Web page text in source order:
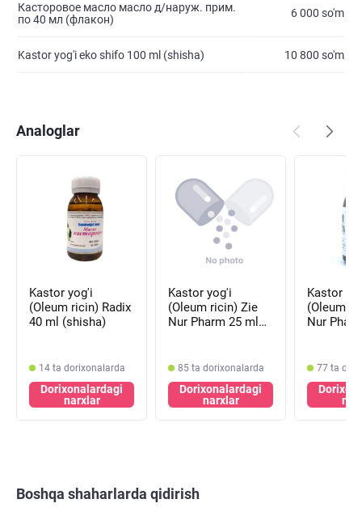
Касторовое масло масло д/наруж. прим.
по 40 мл (флакон)
6 000 so'm
Kastor yog'i eko shifo 100 ml (shisha) 10 800 so'm
Analoglar
Kastor yog'i
(Oleum ricin) Radix
40 ml (shisha)
14 ta dorixonalarda
Dorixonalardagi
narxlar
Kastor yog'i
(Oleum ricin) Zie
Nur Pharm 25 ml
85 ta dorixonalarda
Dorixonalardagi
narxlar
Kastor
(Oleum
Nur
77 ta
Boshqa shaharlarda qidirish